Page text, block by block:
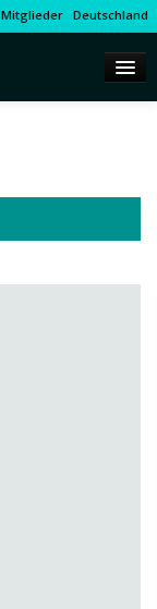
Mitglieder Deutschland